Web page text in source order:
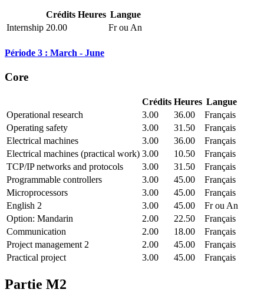
Crédits Heures Langue
Internship 20.00 Fr ou An
Période 3 : March - June
Core
Crédits Heures Langue
Operational research
3.00 36.00
Français
Operating safety
3.00 31.50
Français
Electrical machines
3.00 36.00
Français
Electrical machines (practical work) 3.00 10.50
Français
TCP/IP networks and protocols
3.00 31.50
Français
Programmable controllers
3.00 45.00
Français
Microprocessors
3.00 45.00
Français
English 2
3.00 45.00
Fr ou An
Option: Mandarin
2.00 22.50
Français
Communication
2.00 18.00
Français
Project management 2
2.00 45.00
Français
Practical project
3.00 45.00 Français
Partie M2